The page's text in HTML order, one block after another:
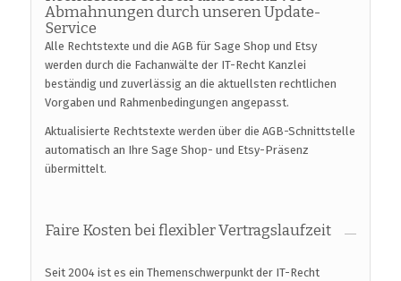
Abmahnungen durch unseren Update-
Service
Alle Rechtstexte und die AGB für Sage Shop und Etsy
werden durch die Fachanwälte der IT-Recht Kanzlei
beständig und zuverlässig an die aktuellsten rechtlichen
Vorgaben und Rahmenbedingungen angepasst.
Aktualisierte Rechtstexte werden über die AGB-Schnittstelle
automatisch an Ihre Sage Shop- und Etsy-Präsenz
übermittelt.
Faire Kosten bei flexibler Vertragslaufzeit
Seit 2004 ist es ein Themenschwerpunkt der IT-Recht